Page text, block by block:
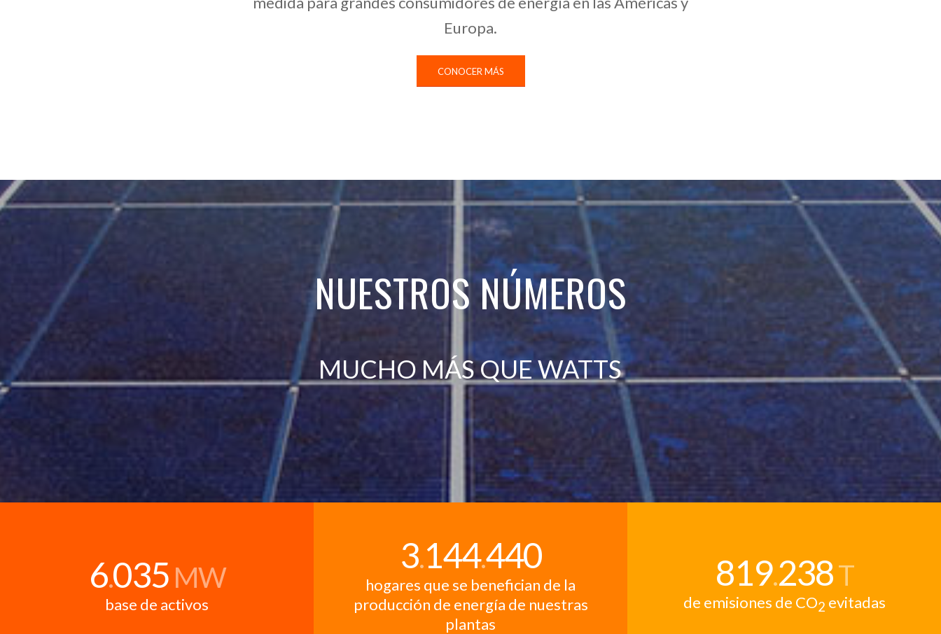
Europa.
CONOCER MÁS
NUESTROS NÚMEROS
MUCHO MÁS QUE WATTS
6.035 MW
base de activos
3.144.440
hogares que se benefician de la
producción de energía de nuestras
plantas
819.238T
de emisiones de CO2 evitadas